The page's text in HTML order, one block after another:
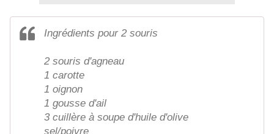
Ingrédients pour 2 souris
2 souris d'agneau
1 carotte
1 oignon
1 gousse d'ail
3 cuillère à soupe d'huile d'olive
sel/poivre